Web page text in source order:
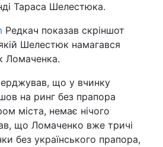
Тараса Шелестюка.
Редкач показав скріншот
Шелестюк намагався
Ломаченка.
що у вчинку
на ринг без прапора
міста, немає нічого
що Ломаченко вже тричі
без українського прапора,